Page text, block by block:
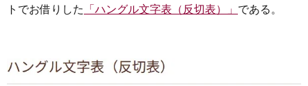
トでお借りした
「ハングル文字表（反切表）」 である。